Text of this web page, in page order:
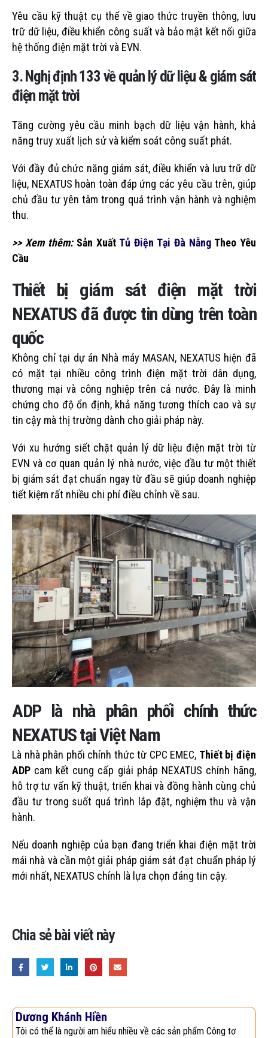
Yêu cầu kỹ thuật cụ thể về giao thức truyền thông, lưu
trữ dữ liệu, điều khiển công suất và bảo mật kết nối giữa
hệ thống điện mặt trời và EVN.
3. Nghị định 133 về quản lý dữ liệu & giám sát
điện mặt trời
Tăng cường yêu cầu minh bạch dữ liệu vận hành, khả
năng truy xuất lịch sử và kiểm soát công suất phát.
Với đầy đủ chức năng giám sát, điều khiển và lưu trữ dữ
liệu, NEXATUS hoàn toàn đáp ứng các yêu cầu trên, giúp
chủ đầu tư yên tâm trong quá trình vận hành và nghiệm
thu.
>> Xem thêm:Sản Xuất Tủ Điện Tại Đà Nẵng Theo Yêu
Cầu
Thiết bị giám sát điện mặt trời
NEXATUS đã được tin dùng trên toàn
quốc
Không chỉ tại dự án Nhà máy MASAN, NEXATUS hiện đã
có mặt tại nhiều công trình điện mặt trời dân dụng,
thương mại và công nghiệp trên cả nước. Đây là minh
chứng cho độ ổn định, khả năng tương thích cao và sự
tin cậy mà thị trường dành cho giải pháp này.
Với xu hướng siết chặt quản lý dữ liệu điện mặt trời từ
EVN và cơ quan quản lý nhà nước, việc đầu tư một thiết
bị giám sát đạt chuẩn ngay từ đầu sẽ giúp doanh nghiệp
tiết kiệm rất nhiều chi phí điều chỉnh về sau.
ADP là nhà phân phối chính thức
NEXATUS tại Việt Nam
Là nhà phân phối chính thức từ CPC EMEC, Thiết bị điện
ADP cam kết cung cấp giải pháp NEXATUS chính hãng,
hỗ trợ tư vấn kỹ thuật, triển khai và đồng hành cùng chủ
đầu tư trong suốt quá trình lắp đặt, nghiệm thu và vận
hành.
Nếu doanh nghiệp của bạn đang triển khai điện mặt trời
mái nhà và cần một giải pháp giám sát đạt chuẩn pháp lý
mới nhất, NEXATUS chính là lựa chọn đáng tin cậy.
Chia sẻ bài viết này
Dương Khánh Hiền
Tôi có thể là người am hiểu nhiều về các sản phẩm Công tơ